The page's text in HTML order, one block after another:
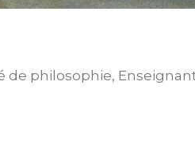
de philosophie,